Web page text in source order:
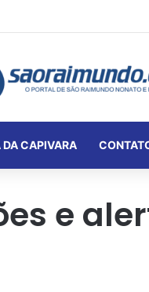
DA CAPIVARA
e